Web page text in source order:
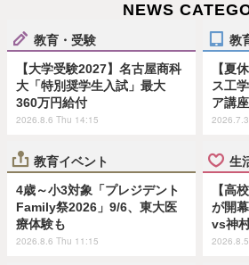
NEWS
教育・受験
【大学受験2027】名古屋商科
大「特別奨学生入試」最大
360万円給付
2026.8.6 Thu 14:15
教
【夏
ス工
ア講
教育イベント
4歳～小3対象「プレジデント
Family祭2026」9/6、東大医
療体験も
2026.8.6 Thu 11:15
生
【高
が開
vs神